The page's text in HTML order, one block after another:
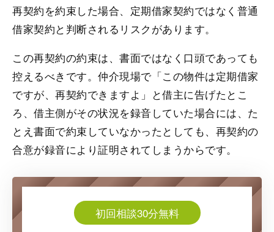
再契約を約束した場合、定期借家契約ではなく普通
借家契約と判断されるリスクがあります。
この再契約の約束は、書面ではなく口頭であっても
控えるべきです。仲介現場で「この物件は定期借家
ですが、再契約できますよ」と借主に告げたとこ
ろ、借主側がその状況を録音していた場合には、た
とえ書面で約束していなかったとしても、再契約の
合意が録音により証明されてしまうからです。
初回相談30分無料